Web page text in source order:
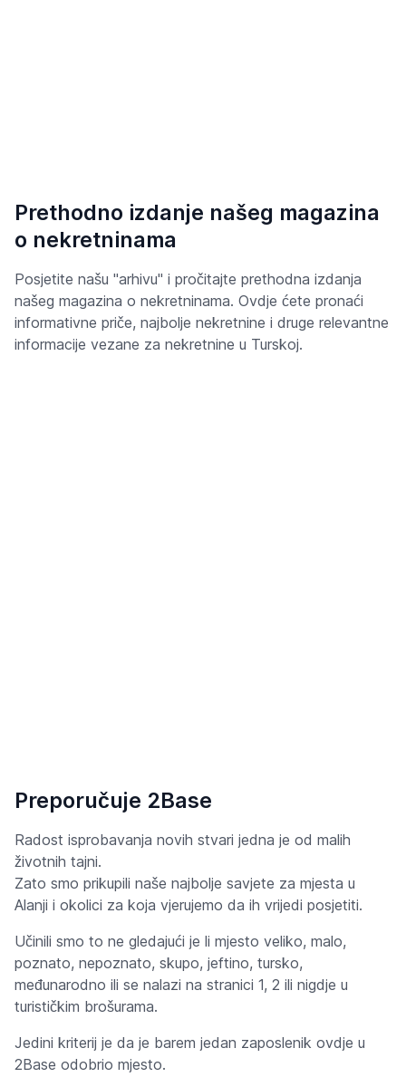
Prethodno izdanje našeg magazina
o nekretninama
Posjetite našu "arhivu" i pročitajte prethodna izdanja
našeg magazina o nekretninama. Ovdje ćete pronaći
informativne priče, najbolje nekretnine i druge relevantne
informacije vezane za nekretnine u Turskoj.
Preporučuje 2Base
Radost isprobavanja novih stvari jedna je od malih
životnih tajni.
Zato smo prikupili naše najbolje savjete za mjesta u
Alanji i okolici za koja vjerujemo da ih vrijedi posjetiti.
Učinili smo to ne gledajući je li mjesto veliko, malo,
poznato, nepoznato, skupo, jeftino, tursko,
međunarodno ili se nalazi na stranici 1, 2 ili nigdje u
turističkim brošurama.
Jedini kriterij je da je barem jedan zaposlenik ovdje u
2Base odobrio mjesto.